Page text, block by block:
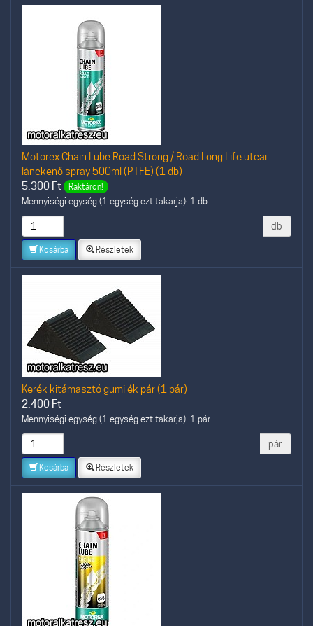
Motorex Chain Lube Road Strong / Road Long Life utcai
lánckenő spray 500ml (PTFE) (1 db)
5.300 Ft Raktáron!
Mennyiségi egység (1 egység ezt takarja): 1 db
db
Kosárba Részletek
Kerék kitámasztó gumi ék pár (1 pár)
2.400 Ft
Mennyiségi egység (1 egység ezt takarja): 1 pár
pár
Kosárba Részletek